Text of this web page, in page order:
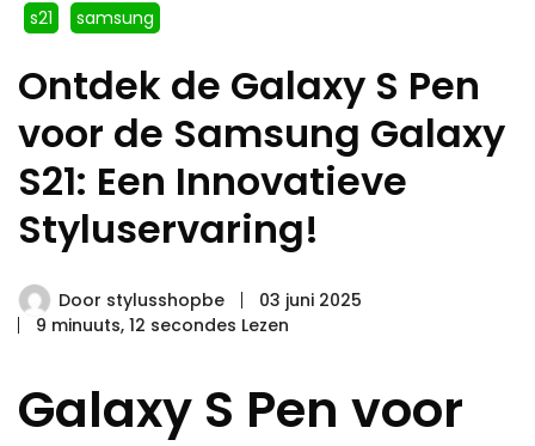
s21 samsung
Ontdek de Galaxy S Pen
voor de Samsung Galaxy
S21: Een Innovatieve
Styluservaring!
Door stylusshopbe
03 juni 2025
9 minuuts, 12 secondes Lezen
Galaxy S Pen voor